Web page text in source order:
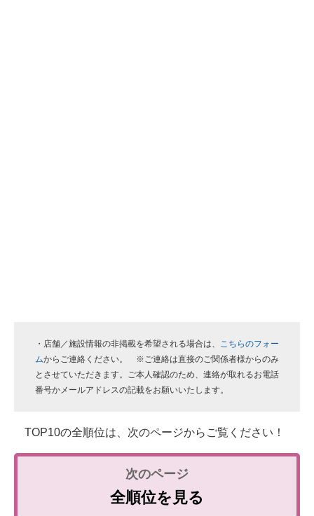
・店舗／施設情報の非掲載を希望される場合は、 こちらのフォー
ムからご連絡ください。 ※ご連絡は直接のご関係者様からのみ
とさせていただきます。ご本人確認のため、連絡が取れるお電話
番号かメールアドレスの記載をお願いいたします。
TOP10の全順位は、次のページからご覧ください！
全順位を見る